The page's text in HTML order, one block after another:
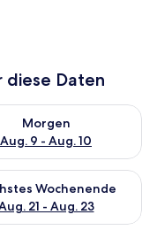
Daten
Aug. 8 - Aug. 9.
Morgen
Aug. 9 - Aug. 10
die Verfügbarkeit
Aug. 14
Wochenende
21 - Aug. 23
die Verfügbarkeit